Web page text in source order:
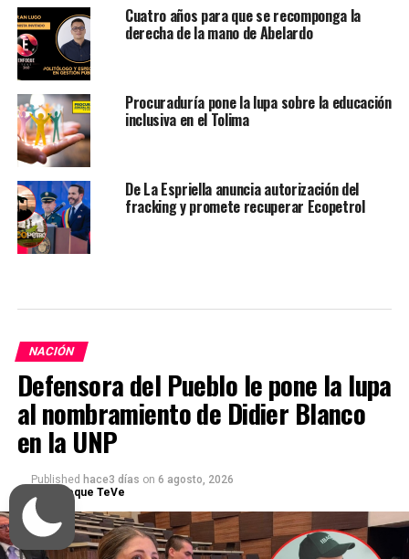
Cuatro años para que se recomponga la
derecha de la mano de Abelardo
Procuraduría pone la lupa sobre la educación
inclusiva en el Tolima
De La Espriella anuncia autorización del
fracking y promete recuperar Ecopetrol
NACIÓN
Defensora del Pueblo le pone la lupa
al nombramiento de Didier Blanco
en la UNP
Published hace3 días on 6 agosto, 2026
Enfoque TeVe